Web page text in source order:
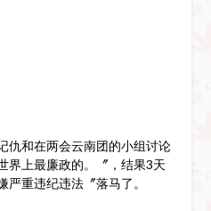
仇和在两会云南团的小组讨论
界上最廉政的。〞，结果3天
重违纪违法〞落马了。